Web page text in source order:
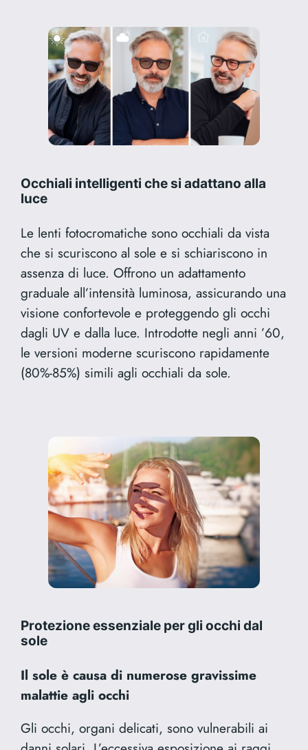
Occhiali intelligenti che si adattano alla
luce
Le lenti fotocromatiche sono occhiali da vista
che si scuriscono al sole e si schiariscono in
assenza di luce. Offrono un adattamento
graduale all’intensità luminosa, assicurando una
visione confortevole e proteggendo gli occhi
dagli UV e dalla luce. Introdotte negli anni ’60,
le versioni moderne scuriscono rapidamente
(80%-85%) simili agli occhiali da sole.
Protezione essenziale per gli occhi dal
sole
Il sole è causa di numerose gravissime
malattie agli occhi
Gli occhi, organi delicati, sono vulnerabili ai